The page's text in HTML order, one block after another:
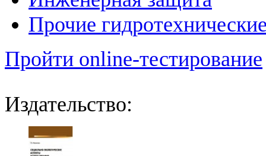
Прочие
Пройти online-тестирование
Издательство: